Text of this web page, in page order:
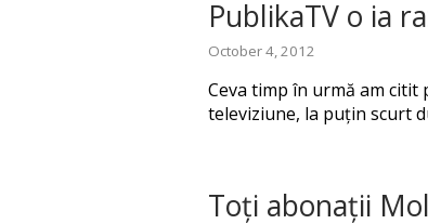
PublikaTV o ia
October 4, 2012
Ceva timp în urmă am citit
televiziune, la puțin scurt
Toți abonații